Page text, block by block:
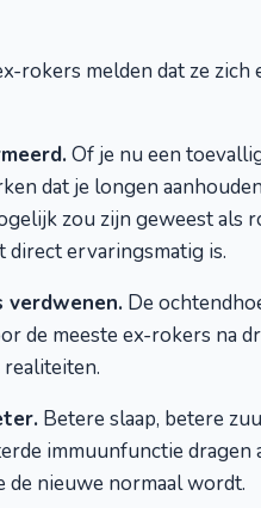
rokers melden dat ze
Of je nu een
dat je longen
zou zijn geweest als
direct ervaringsmatig is.
verdwenen. De
de meeste ex-rokers na
Betere slaap, betere
immuunfunctie dragen
de nieuwe normaal wordt.